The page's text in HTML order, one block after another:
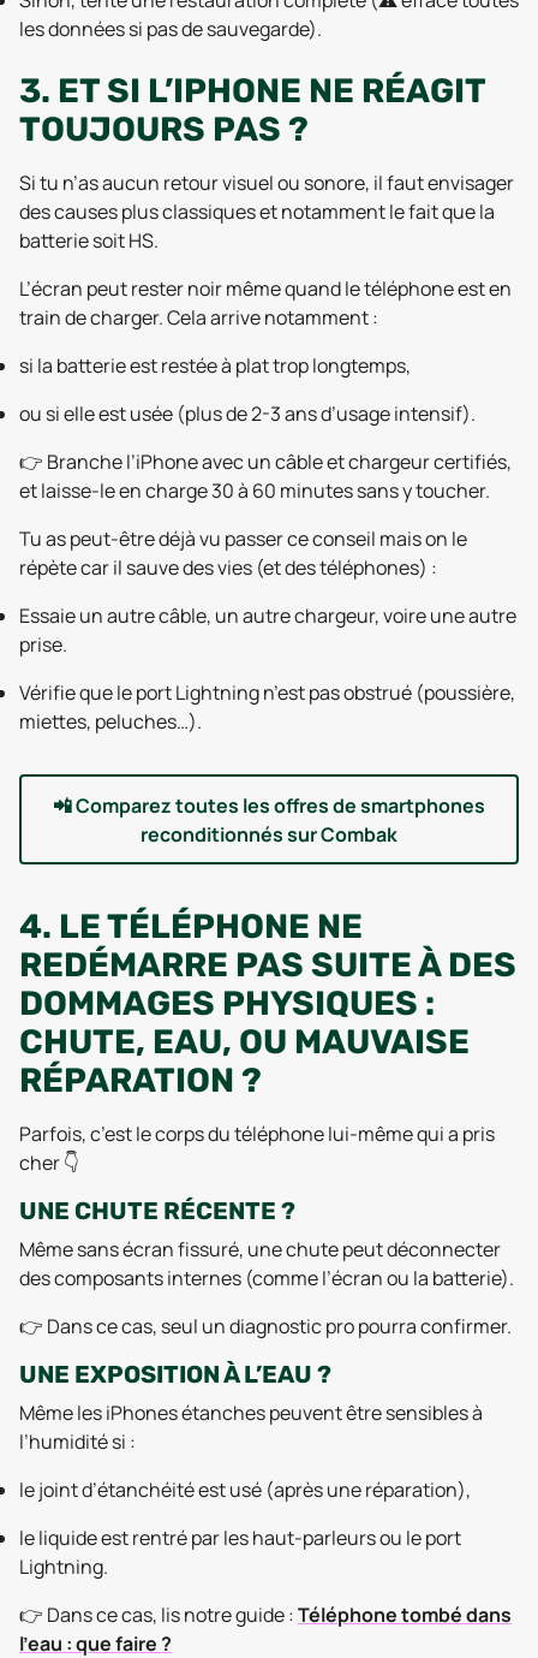
les données si pas de sauvegarde).
3. ET SI L’IPHONE NE RÉAGIT
TOUJOURS PAS ?
Si tu n’as aucun retour visuel ou sonore, il faut envisager
des causes plus classiques et notamment le fait que la
batterie soit HS.
L’écran peut rester noir même quand le téléphone est en
train de charger. Cela arrive notamment :
si la batterie est restée à plat trop longtemps,
ou si elle est usée (plus de 2-3 ans d’usage intensif).
👉 Branche l’iPhone avec un câble et chargeur certifiés,
et laisse-le en charge 30 à 60 minutes sans y toucher.
Tu as peut-être déjà vu passer ce conseil mais on le
répète car il sauve des vies (et des téléphones) :
Essaie un autre câble, un autre chargeur, voire une autre
prise.
Vérifie que le port Lightning n’est pas obstrué (poussière,
miettes, peluches…).
📲Comparez toutes les offres de smartphones
reconditionnés sur Combak
4. LE TÉLÉPHONE NE
REDÉMARRE PAS SUITE À DES
DOMMAGES PHYSIQUES :
CHUTE, EAU, OU MAUVAISE
RÉPARATION ?
Parfois, c’est le corps du téléphone lui-même qui a pris
cher 👇
UNE CHUTE RÉCENTE ?
Même sans écran fissuré, une chute peut déconnecter
des composants internes (comme l’écran ou la batterie).
👉 Dans ce cas, seul un diagnostic pro pourra confirmer.
UNE EXPOSITION À L’EAU ?
Même les iPhones étanches peuvent être sensibles à
l’humidité si :
le joint d’étanchéité est usé (après une réparation),
le liquide est rentré par les haut-parleurs ou le port
Lightning.
👉 Dans ce cas, lis notre guide :Téléphone tombé dans
l’eau : que faire ?